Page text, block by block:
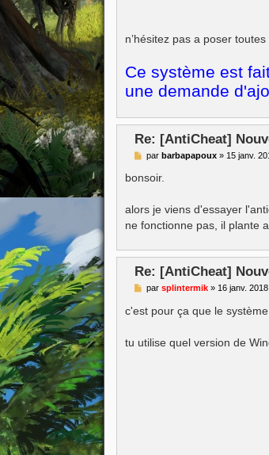
n’hésitez pas a poser
Ce système est
une demande
Re: [AntiCheat]
M
s
g
e
parbarbapapoux » 15 janv.
bonsoir.
alors je viens d'essayer
ne fonctionne pas, il plante
Re: [AntiCheat]
M
s
g
e
parsplintermik » 16 janv.
c'est pour ça que le
tu utilise quel version de